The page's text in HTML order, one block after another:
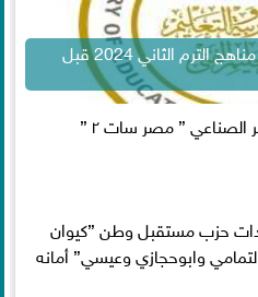
التعليم تشدد على الانتهاء من مناهج الترم الثاني 2024 قبل
الصناعي ” مصر سات ٢ ”
حزب مستقبل وطن ”كيوان
وابوحجازي وعيسي” أمانه